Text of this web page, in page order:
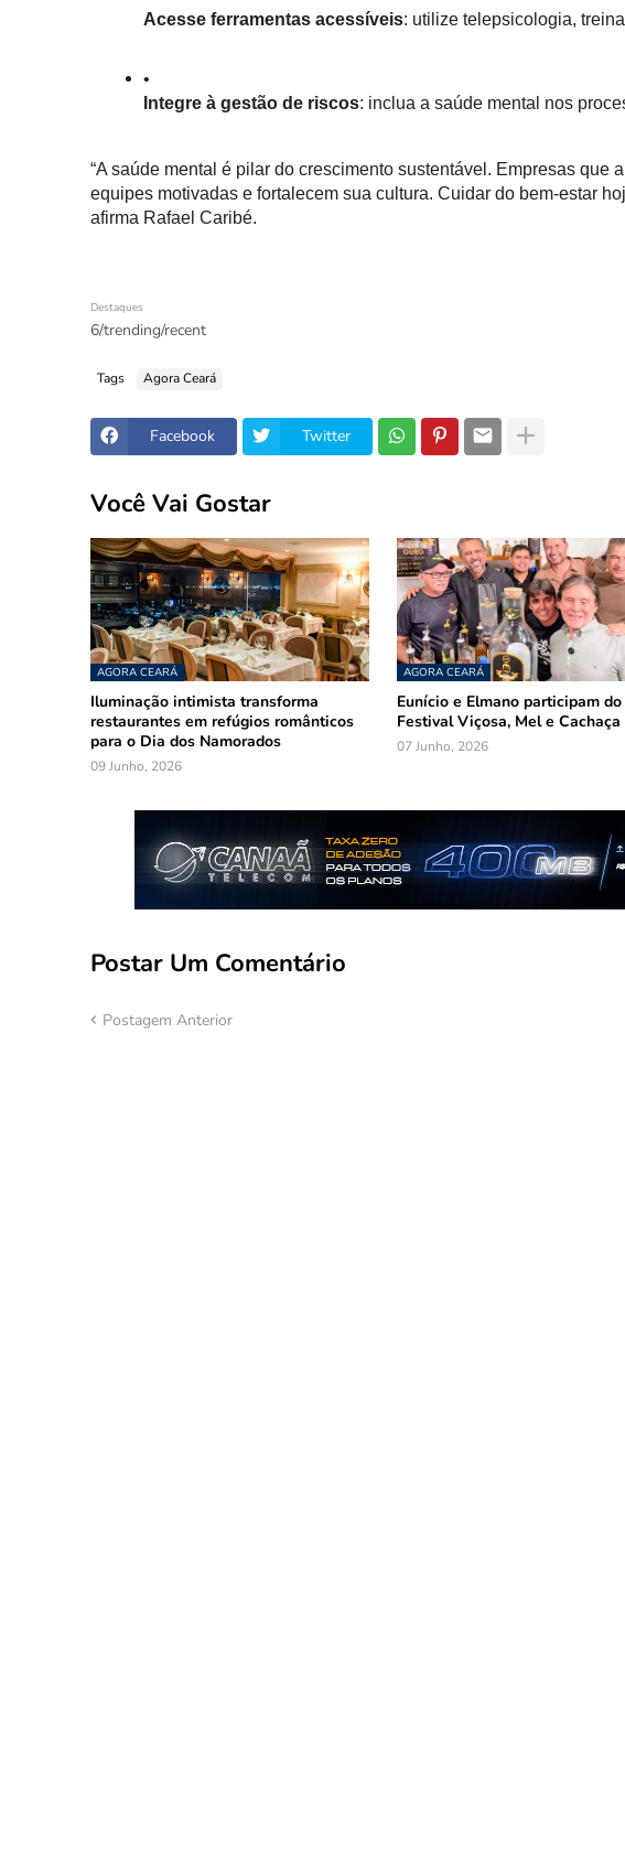
Acesse ferramentas acessíveis: utilize telepsicologia,
Integre à gestão de riscos: inclua a saúde mental nos
“A saúde mental é pilar do crescimento sustentável. Empresas que
equipes motivadas e fortalecem sua cultura. Cuidar do bem‑estar
afirma Rafael Caribé.
Destaques
6/trending/recent
Tags Agora Ceará
Facebook Twitter
Você Vai Gostar
AGORA CEARÁ
Iluminação intimista transforma
restaurantes em refúgios românticos
para o Dia dos Namorados
09 Junho, 2026
AGORA CEARÁ
Eunício e Elmano participam do
Festival Viçosa, Mel e Cachaça
07 Junho, 2026
Postar Um Comentário
Postagem Anterior